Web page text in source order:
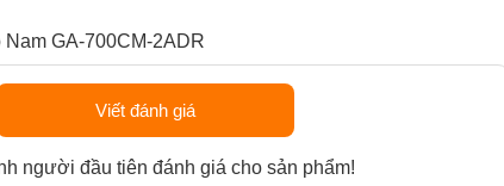
GA-700CM-2ADR
Viết đánh giá
người đầu tiên đánh giá cho sản phẩm!